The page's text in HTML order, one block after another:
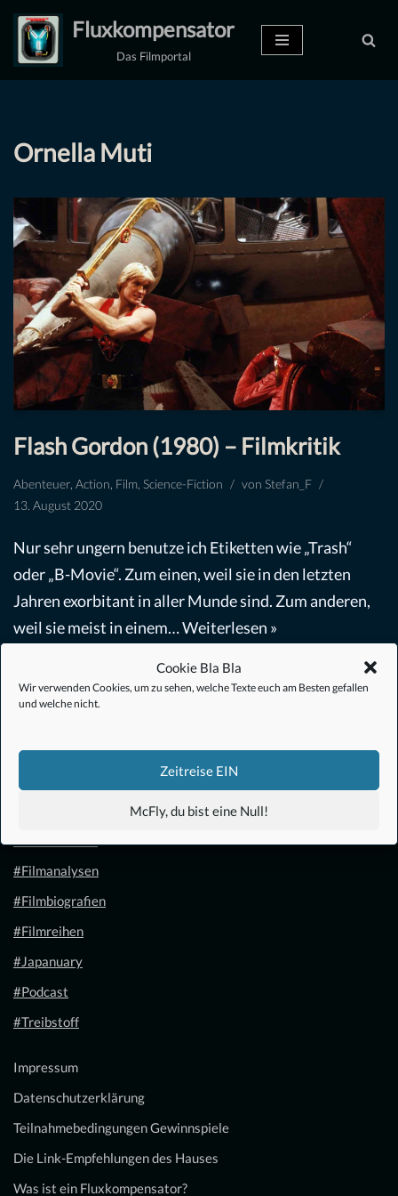
Cookie Bla Bla
Wir verwenden Cookies, um zu sehen, welche Texte euch am Besten gefallen
und welche nicht.
Zeitreise EIN
McFly, du bist eine Null!
Zum
Inhalt
Fluxkompensator
Das Filmportal
Ornella Muti
Flash Gordon (1980) – Filmkritik
Abenteuer Action Film Science-Fiction von Stefan_F
13. August 2020
Nur sehr ungern benutze ich Etiketten wie „Trash“
oder „B-Movie“. Zum einen, weil sie in den letzten
Jahren exorbitant in aller Munde sind. Zum anderen,
weil sie meist in einem…Weiterlesen »
#Filmanalysen
#Filmbiografien
#Filmreihen
#Japanuary
#Podcast
#Treibstoff
Impressum
Datenschutzerklärung
Teilnahmebedingungen Gewinnspiele
Die Link-Empfehlungen des Hauses
Was ist ein Fluxkompensator?